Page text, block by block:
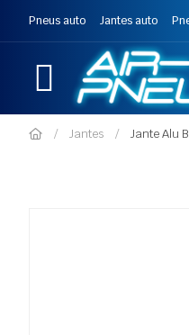
Pneus auto Jantes auto
Jantes Jante Alu